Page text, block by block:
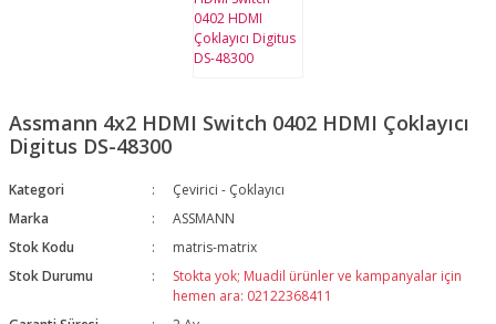
Assmann 4x2 HDMI Switch 0402 HDMI Çoklayıcı
Digitus DS-48300
Kategori
Çevirici - Çoklayıcı
Marka
ASSMANN
Stok Kodu
matris-matrix
Stok Durumu
Stokta yok; Muadil ürünler ve kampanyalar için
hemen ara: 02122368411